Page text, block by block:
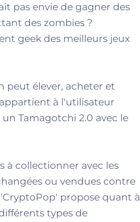
pas envie de gagner des
des zombies ?
geek des meilleurs jeux
peut élever, acheter et
à l'utilisateur
Tamagotchi 2.0 avec le
à collectionner avec les
ou vendues contre
propose quant à
types de